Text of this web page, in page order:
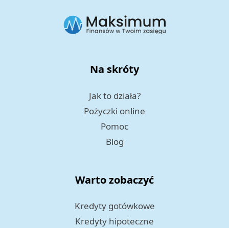
Na skróty
Jak to działa?
Pożyczki online
Pomoc
Blog
Warto zobaczyć
Kredyty gotówkowe
Kredyty hipoteczne